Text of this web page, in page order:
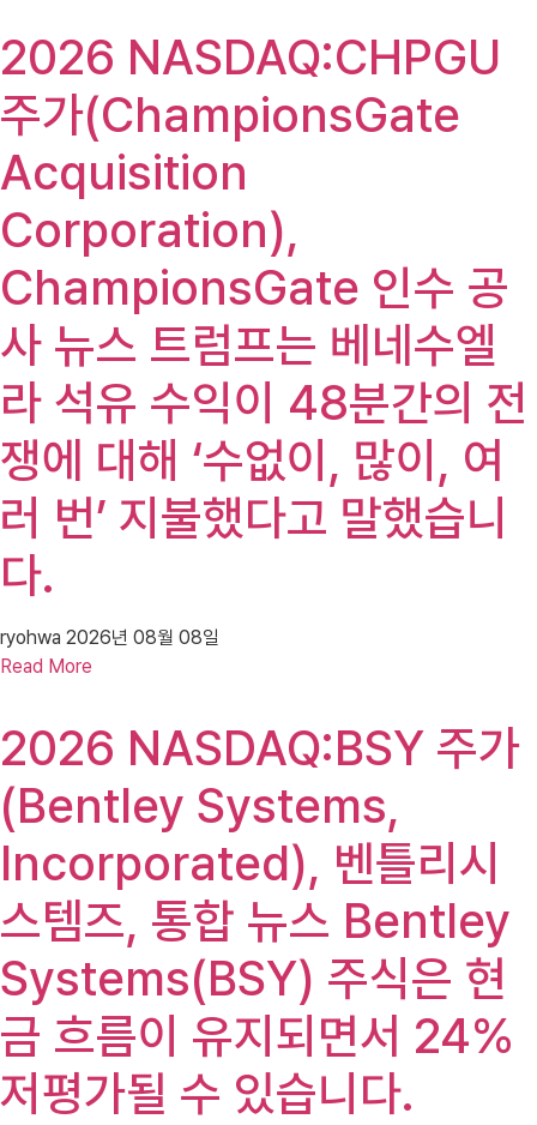
2026 NASDAQ:CHPGU
주가(ChampionsGate
Acquisition
Corporation),
ChampionsGate 인수 공
사 뉴스 트럼프는 베네수엘
라 석유 수익이 48분간의 전
쟁에 대해 ‘수없이, 많이, 여
러 번’ 지불했다고 말했습니
다.
ryohwa 2026년 08월 08일
Read More
2026 NASDAQ:BSY 주가
(Bentley Systems,
Incorporated), 벤틀리시
스템즈, 통합 뉴스 Bentley
Systems(BSY) 주식은 현
금 흐름이 유지되면서 24%
저평가될 수 있습니다.